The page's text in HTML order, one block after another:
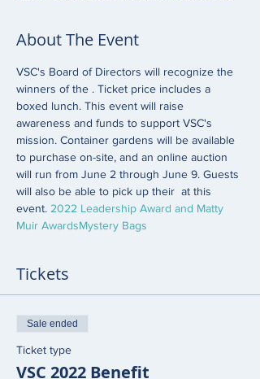
About The Event
VSC's Board of Directors will recognize the
winners of the . Ticket price includes a
boxed lunch. This event will raise
awareness and funds to support VSC's
mission. Container gardens will be available
to purchase on-site, and an online auction
will run from June 2 through June 9. Guests
will also be able to pick up their at this
event. 2022 Leadership Award and Matty
Muir AwardsMystery Bags
Tickets
Sale ended
Ticket type
VSC 2022 Benefit